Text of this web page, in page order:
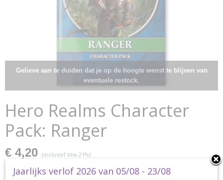
Gelieve aan te duiden dat je op de hoogte wenst te blijven van
eventuele restock.
Hero Realms Character
Pack: Ranger
€ 4,20 (inclusief btw 21%)
Niet op voorraad
Jaarlijks verlof 2026 van 05/08 - 23/08